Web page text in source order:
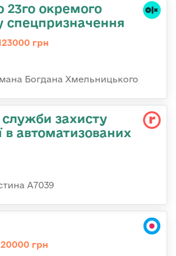
23го окремого
спецпризначення
грн
Богдана Хмельницького
захисту
в автоматизованих
А7039
грн